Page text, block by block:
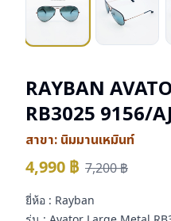
RAYBAN
RB3025 9156/
สาขา: นิมมานเหมินท์
4,990 ฿ 7,200฿
ยี่ห้อ : Rayban